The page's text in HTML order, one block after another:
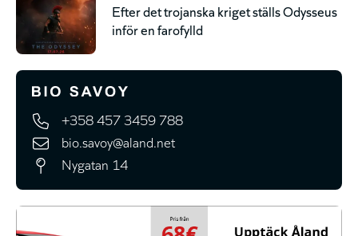
Efter det trojanska kriget ställs Odysseus
inför en farofylld
+358 457 3459 788
bio.savoy@aland.net
Nygatan 14